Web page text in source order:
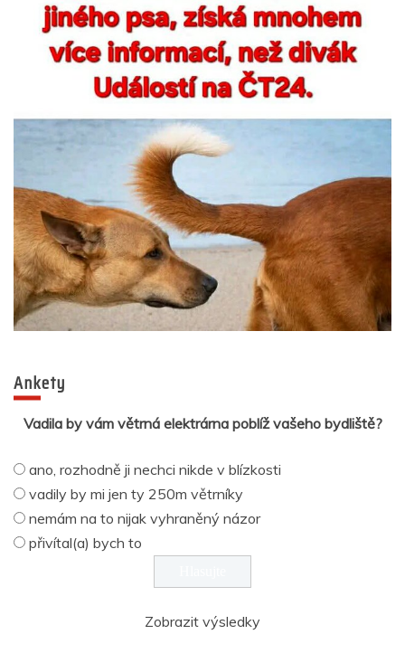
Ankety
Vadila by vám větrná elektrárna poblíž vašeho bydliště?
ano, rozhodně ji nechci nikde v blízkosti
vadily by mi jen ty 250m větrníky
nemám na to nijak vyhraněný názor
přivítal(a) bych to
Zobrazit výsledky